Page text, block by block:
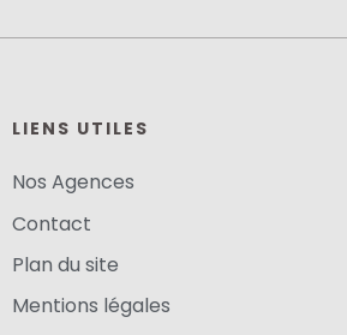
LIENS UTILES
Nos Agences
Contact
Plan du site
Mentions légales